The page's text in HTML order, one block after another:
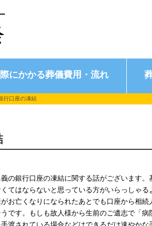
にかかる葬儀費用・流れ
行口座の凍結
の銀行口座の凍結に関する話がございます
てはならないと思っている方がいらっしゃ
お亡くなりになられたあとでも口座から相
です。もしも故人様から生前のご遺志で「